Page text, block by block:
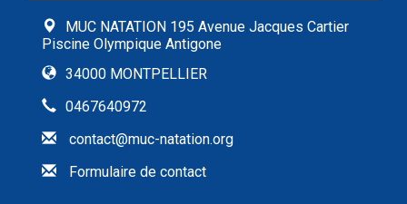
MUC NATATION 195 Avenue Jacques Cartier
Piscine Olympique Antigone
34000 MONTPELLIER
0467640972
contact@muc-natation.org
Formulaire de contact